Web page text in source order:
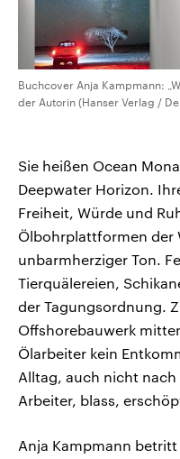
Buchcover Anja Kampmann:
der Autorin (Hanser Verlag /
Sie heißen Ocean
Deepwater Horizon.
Freiheit, Würde und
Ölbohrplattformen der
unbarmherziger Ton.
Tierquälereien,
der Tagungsordnung.
Offshorebauwerk
Ölarbeiter kein
Alltag, auch nicht
Arbeiter, blass,
Anja Kampmann